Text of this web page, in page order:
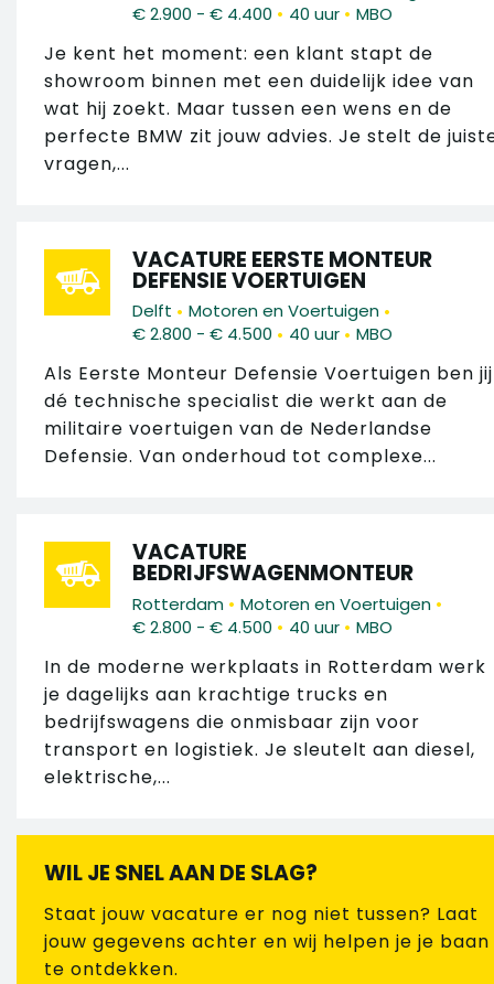
€ 2.900 - € 4.400 • 40 uur • MBO
Je kent het moment: een klant stapt de
showroom binnen met een duidelijk idee van
wat hij zoekt. Maar tussen een wens en de
perfecte BMW zit jouw advies. Je stelt de
vragen,...
VACATURE EERSTE MONTEUR
DEFENSIE VOERTUIGEN
Delft • Motoren en Voertuigen •
€ 2.800 - € 4.500 • 40 uur • MBO
Als Eerste Monteur Defensie Voertuigen ben jij
dé technische specialist die werkt aan de
militaire voertuigen van de Nederlandse
Defensie. Van onderhoud tot complexe...
VACATURE
BEDRIJFSWAGENMONTEUR
Rotterdam • Motoren en Voertuigen •
€ 2.800 - € 4.500 • 40 uur • MBO
In de moderne werkplaats in Rotterdam werk
je dagelijks aan krachtige trucks en
bedrijfswagens die onmisbaar zijn voor
transport en logistiek. Je sleutelt aan diesel,
elektrische,...
WIL JE SNEL AAN DE SLAG?
Staat jouw vacature er nog niet tussen? Laat
jouw gegevens achter en wij helpen je je baan
te ontdekken.